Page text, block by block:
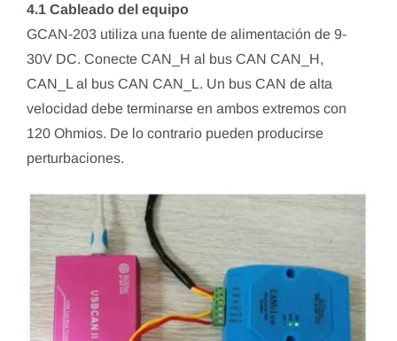
Póngase en contacto con nosotros
Spanish
4.1 Cableado del equipo
GCAN-203 utiliza una fuente de alimentación de 9-
30V DC. Conecte CAN_H al bus CAN CAN_H,
CAN_L al bus CAN CAN_L. Un bus CAN de alta
velocidad debe terminarse en ambos extremos con
120 Ohmios. De lo contrario pueden producirse
perturbaciones.